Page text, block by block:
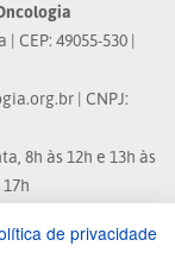
CEP: 49055-530 |
| CNPJ:
8h às 12h e 13h às
10:33hde privacidade